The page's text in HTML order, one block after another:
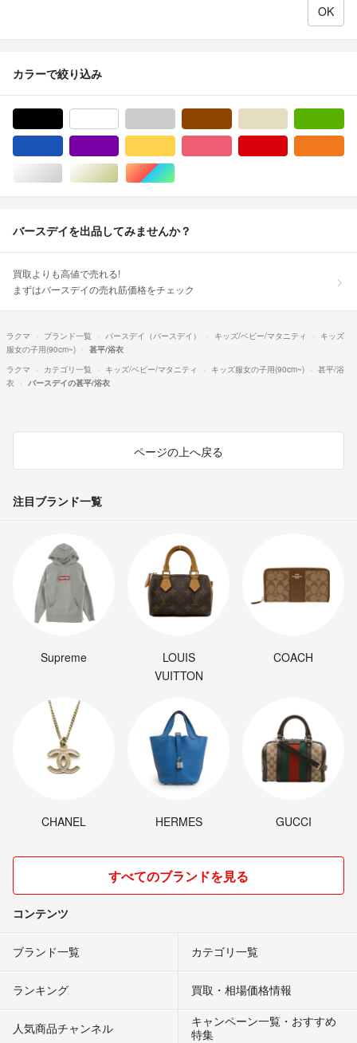
カラーで絞り込み
シルバー/銀色系ゴールド/金色系マルチカラー
バースデイを出品してみませんか？
買取よりも高値で売れる!
まずはバースデイの売れ筋価格をチェック
ラクマ ブランド一覧 バースデイ（バースデイ） キッズ/ベビー/マタニティ
キッズ
服女の子用(90cm~)
甚平/浴衣
ラクマ
カテゴリ一覧 キッズ/ベビー/マタニティ キッズ服女の子用(90cm~)
甚平/浴
衣
バースデイの甚平/浴衣
ページの上へ戻る
注目ブランド一覧
Supreme
LOUIS
VUITTON
COACH
CHANEL HERMES GUCCI
すべてのブランドを見る
コンテンツ
ブランド一覧 カテゴリ一覧
ランキング 買取・相場価格情報
人気商品チャンネル
キャンペーン一覧・おすすめ
特集